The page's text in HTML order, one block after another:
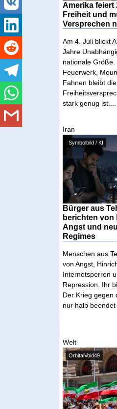
Amerika feiert
Freiheit und
Versprechen
Am 4. Juli blickt
Jahre
nationale Größe.
Feuerwerk,
Fahnen bleibt
stark genug ist....
Iran
Symbolbild / KI
Bürger aus
berichten von
Angst und
Regimes
Menschen aus
von Angst,
Internetsperren
Repression. Ihr
Der Krieg gegen
nur halb beendet
Welt
OrbitalVoid49